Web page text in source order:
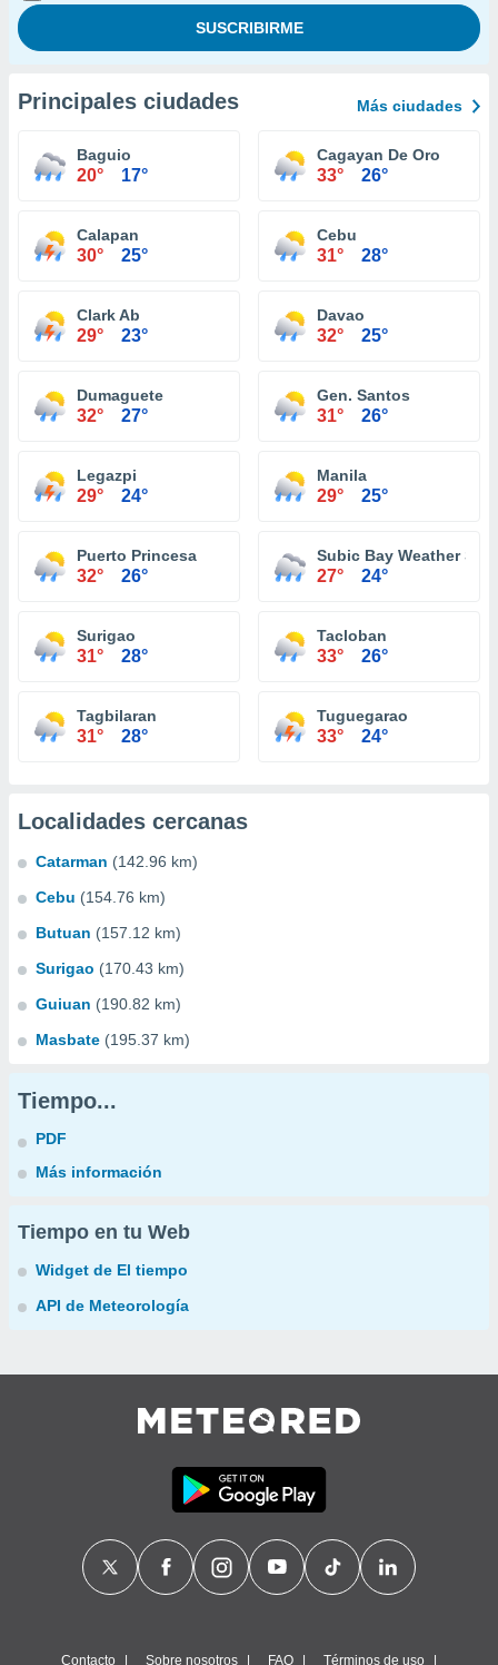
Principales ciudades Más ciudades
Baguio
20° 17°
Cagayan De Oro
33° 26°
Calapan
30° 25°
Cebu
31° 28°
Clark Ab
29° 23°
Davao
32° 25°
Dumaguete
32° 27°
Gen. Santos
31° 26°
Legazpi
29° 24°
Manila
29° 25°
Puerto Princesa
32° 26°
Subic Bay Weather
27° 24°
Surigao
31° 28°
Tacloban
33° 26°
Tagbilaran
31° 28°
Tuguegarao
33° 24°
Localidades cercanas
Catarman (142.96 km)
Cebu (154.76 km)
Butuan (157.12 km)
Surigao (170.43 km)
Guiuan (190.82 km)
Masbate (195.37 km)
Tiempo...
PDF
Más información
Tiempo en tu Web
Widget de El tiempo
API de Meteorología
Contacto Sobre nosotros FAQ Términos de uso